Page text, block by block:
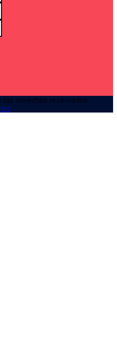
los derechos reservados